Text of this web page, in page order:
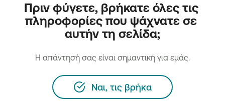
Πριν φύγετε, βρήκατε όλες τις
πληροφορίες που ψάχνατε σε
αυτήν τη σελίδα;
H απάντησή σας είναι σημαντική για εμάς.
Ναι, τις βρήκα